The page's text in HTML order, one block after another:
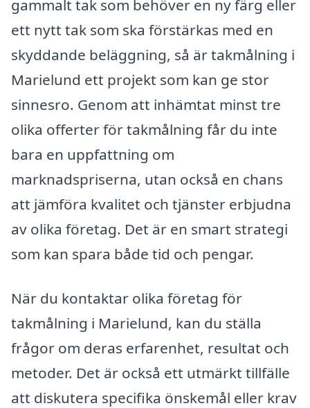
gammalt tak som behöver en ny färg eller
ett nytt tak som ska förstärkas med en
skyddande beläggning, så är takmålning i
Marielund ett projekt som kan ge stor
sinnesro. Genom att inhämtat minst tre
olika offerter för takmålning får du inte
bara en uppfattning om
marknadspriserna, utan också en chans
att jämföra kvalitet och tjänster erbjudna
av olika företag. Det är en smart strategi
som kan spara både tid och pengar.
När du kontaktar olika företag för
takmålning i Marielund, kan du ställa
frågor om deras erfarenhet, resultat och
metoder. Det är också ett utmärkt tillfälle
att diskutera specifika önskemål eller krav